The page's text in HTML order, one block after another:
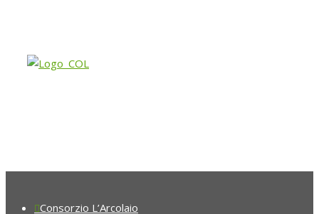
Consorzio L’Arcolaio